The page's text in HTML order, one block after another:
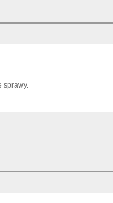
sprawy.